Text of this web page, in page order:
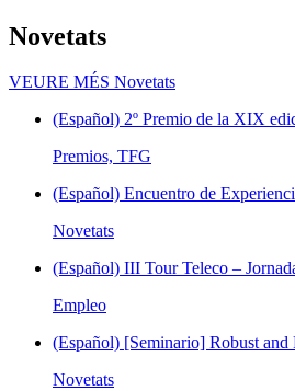
Novetats
VEURE MÉS Novetats
(Español) 2º Premio de la XIX
Premios, TFG
(Español) Encuentro de
Novetats
(Español) III Tour Teleco –
Empleo
(Español) [Seminario] Robust and
Novetats